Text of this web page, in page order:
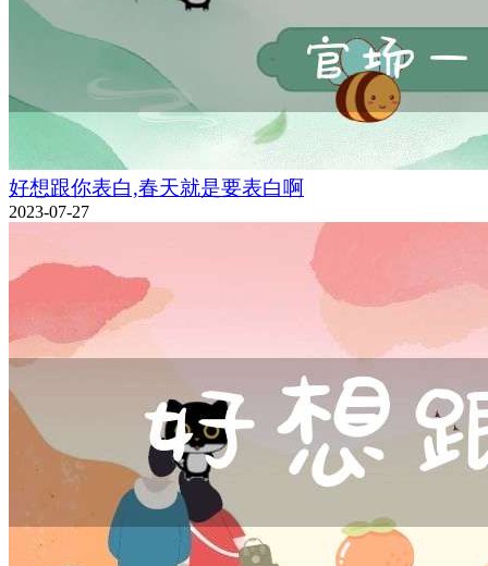
好想跟你表白,春天就是要表白啊
2023-07-27